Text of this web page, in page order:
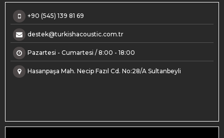
+90 (545) 139 81 69
destek@turkishacoustic.com.tr
Pazartesi - Cumartesi / 8:00 - 18:00
Hasanpaşa Mah. Necip Fazıl Cd. No:28/A Sultanbeyli